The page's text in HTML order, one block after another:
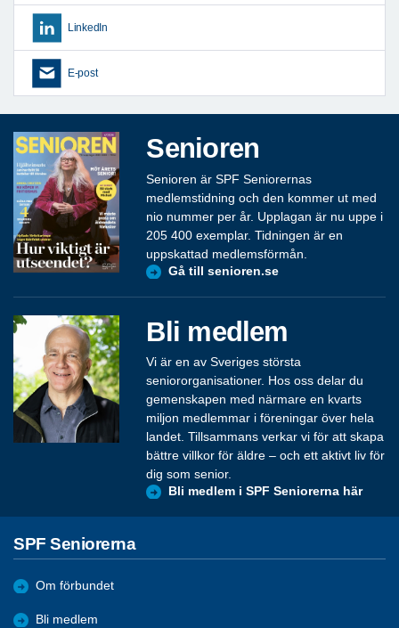
LinkedIn
E-post
Senioren
Senioren är SPF Seniorernas
medlemstidning och den kommer ut med
nio nummer per år. Upplagan är nu uppe i
205 400 exemplar. Tidningen är en
uppskattad medlemsförmån.
Gå till senioren.se
Bli medlem
Vi är en av Sveriges största
seniororganisationer. Hos oss delar du
gemenskapen med närmare en kvarts
miljon medlemmar i föreningar över hela
landet. Tillsammans verkar vi för att skapa
bättre villkor för äldre – och ett aktivt liv för
dig som senior.
Bli medlem i SPF Seniorerna här
SPF Seniorerna
Om förbundet
Bli medlem